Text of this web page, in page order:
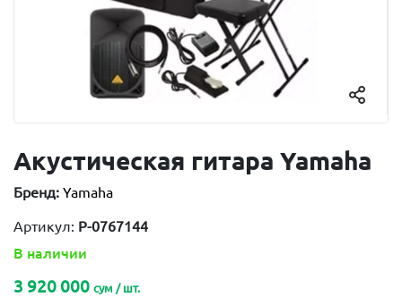
Акустическая гитара Yamaha
Бренд: Yamaha
Артикул: P-0767144
В наличии
3 920 000 сум / шт.